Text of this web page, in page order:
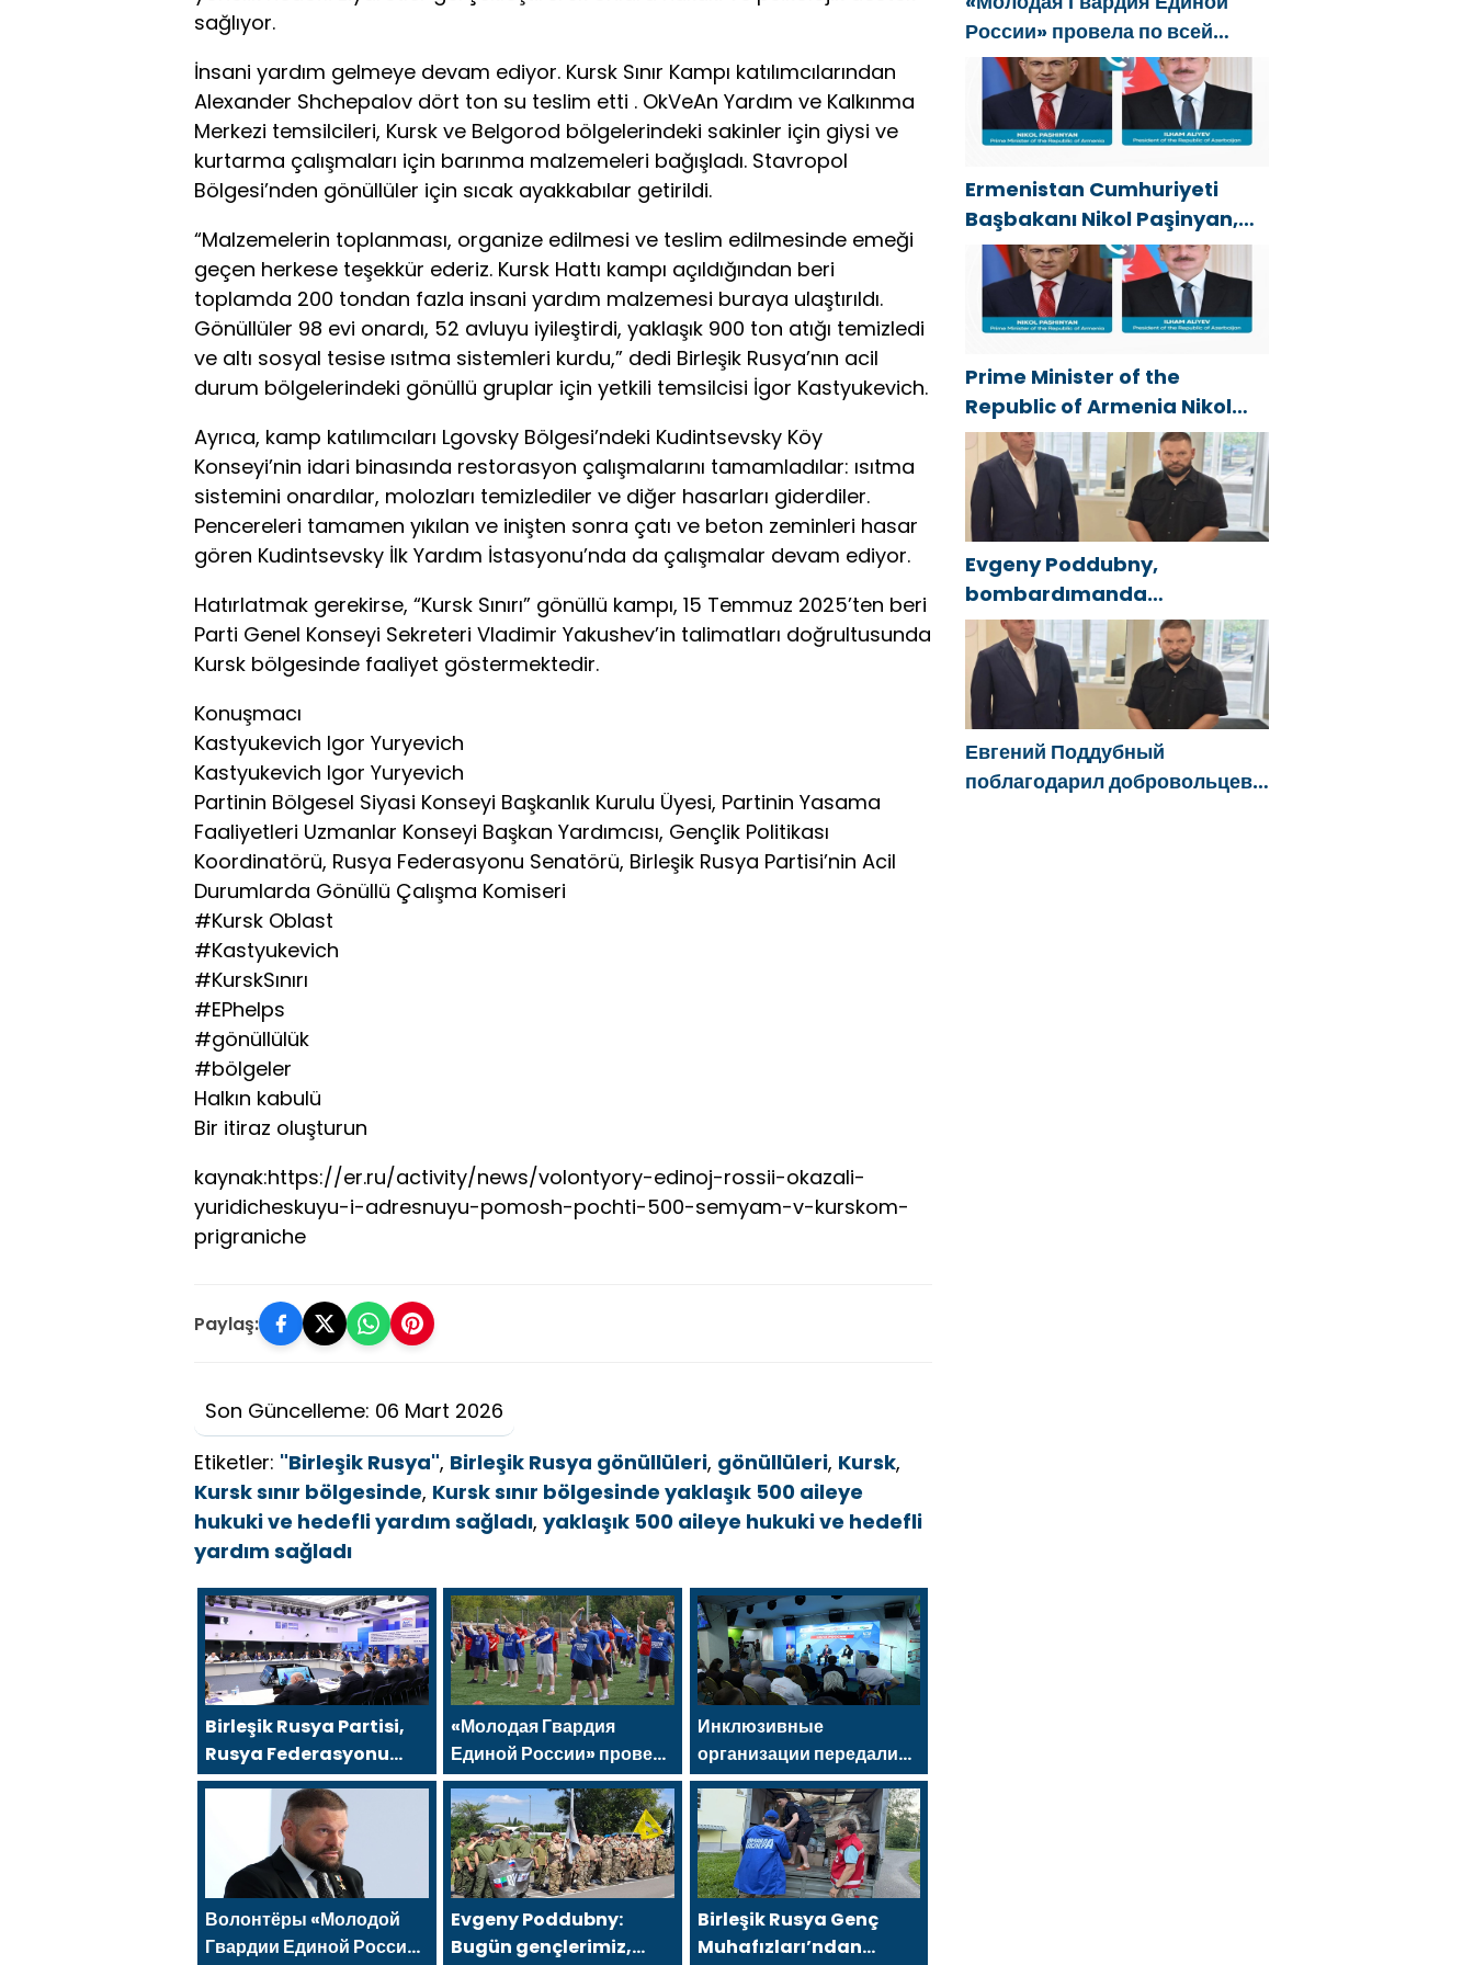
sağlıyor.
İnsani yardım gelmeye devam ediyor. Kursk Sınır Kampı katılımcılarından
Alexander Shchepalov dört ton su teslim etti . OkVeAn Yardım ve Kalkınma
Merkezi temsilcileri, Kursk ve Belgorod bölgelerindeki sakinler için giysi ve
kurtarma çalışmaları için barınma malzemeleri bağışladı. Stavropol
Bölgesi’nden gönüllüler için sıcak ayakkabılar getirildi.
“Malzemelerin toplanması, organize edilmesi ve teslim edilmesinde emeği
geçen herkese teşekkür ederiz. Kursk Hattı kampı açıldığından beri
toplamda 200 tondan fazla insani yardım malzemesi buraya ulaştırıldı.
Gönüllüler 98 evi onardı, 52 avluyu iyileştirdi, yaklaşık 900 ton atığı temizledi
ve altı sosyal tesise ısıtma sistemleri kurdu,” dedi Birleşik Rusya’nın acil
durum bölgelerindeki gönüllü gruplar için yetkili temsilcisi İgor Kastyukevich.
Ayrıca, kamp katılımcıları Lgovsky Bölgesi’ndeki Kudintsevsky Köy
Konseyi’nin idari binasında restorasyon çalışmalarını tamamladılar: ısıtma
sistemini onardılar, molozları temizlediler ve diğer hasarları giderdiler.
Pencereleri tamamen yıkılan ve inişten sonra çatı ve beton zeminleri hasar
gören Kudintsevsky İlk Yardım İstasyonu’nda da çalışmalar devam ediyor.
Hatırlatmak gerekirse, “Kursk Sınırı” gönüllü kampı, 15 Temmuz 2025’ten beri
Parti Genel Konseyi Sekreteri Vladimir Yakushev’in talimatları doğrultusunda
Kursk bölgesinde faaliyet göstermektedir.
Konuşmacı
Kastyukevich Igor Yuryevich
Kastyukevich Igor Yuryevich
Partinin Bölgesel Siyasi Konseyi Başkanlık Kurulu Üyesi, Partinin Yasama
Faaliyetleri Uzmanlar Konseyi Başkan Yardımcısı, Gençlik Politikası
Koordinatörü, Rusya Federasyonu Senatörü, Birleşik Rusya Partisi’nin Acil
Durumlarda Gönüllü Çalışma Komiseri
#Kursk Oblast
#Kastyukevich
#KurskSınırı
#EPhelps
#gönüllülük
#bölgeler
Halkın kabulü
Bir itiraz oluşturun
kaynak:https://er.ru/activity/news/volontyory-edinoj-rossii-okazali-
yuridicheskuyu-i-adresnuyu-pomosh-pochti-500-semyam-v-kurskom-
prigraniche
Paylaş:
Son Güncelleme: 06 Mart 2026
Etiketler: "Birleşik Rusya", Birleşik Rusya gönüllüleri, gönüllüleri, Kursk,
Kursk sınır bölgesinde, Kursk sınır bölgesinde yaklaşık 500 aileye
hukuki ve hedefli yardım sağladı, yaklaşık 500 aileye hukuki ve hedefli
yardım sağladı
Birleşik Rusya Partisi,
Rusya Federasyonu
Merkez Bankası ve iş
arama hizmeti
SuperJob, Sovyet
Askeri Bölgesi
gazilerinin istihdamı
için Rusya’da ilk
uzmanlaşmış
«Молодая Гвардия
Единой России» провела
по всей стране
мероприятия ко Дню
физкультурника
Инклюзивные
организации передали
Владиславу Головину
предложения в новую
Народную программу
«Единой России»
Волонтёры «Молодой
Гвардии Единой России»
Evgeny Poddubny:
Bugün gençlerimiz,
Birleşik Rusya Genç
Muhafızları’ndan
России» провела по всей
стране мероприятия ко Дню
физкультурника
Ermenistan Cumhuriyeti
Başbakanı Nikol Paşinyan,
Azerbaycan Cumhuriyeti
Cumhurbaşkanı İlham
Aliyev’i aradı
Prime Minister of the
Republic of Armenia Nikol
Pashinyan called President
of the Republic of Azerbaijan
Ilham Aliyev
Evgeny Poddubny,
bombardımanda
yaralananları kurtarmadaki
cesaretlerinden dolayı
Belgorod bölgesindeki
gönüllülere teşekkür etti
Евгений Поддубный
поблагодарил добровольцев